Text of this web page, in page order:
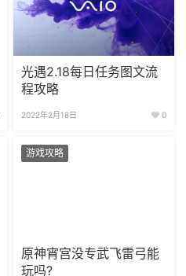
光遇2.18每日任务图文流
程攻略
2022年2月18日 0
游戏攻略
原神宵宫没专武飞雷弓能
玩吗?